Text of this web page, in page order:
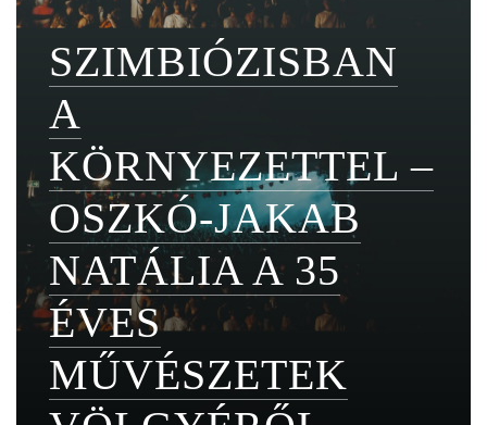
SZIMBIÓZISBAN
A
KÖRNYEZETTEL –
OSZKÓ-JAKAB
NATÁLIA A 35
ÉVES
MŰVÉSZETEK